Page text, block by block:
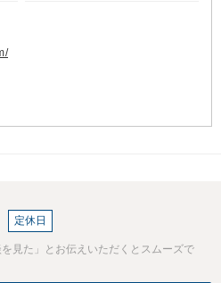
定休日
見た」とお伝えいただくとスムーズで